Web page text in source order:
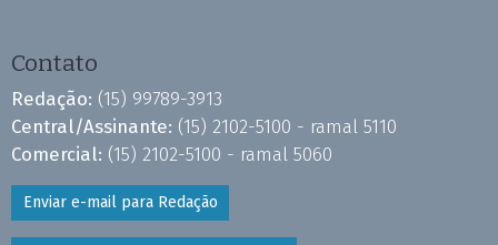
Contato
Redação: (15) 99789-3913
Central/Assinante: (15) 2102-5100 - ramal 5110
Comercial: (15) 2102-5100 - ramal 5060
Enviar e-mail para Redação